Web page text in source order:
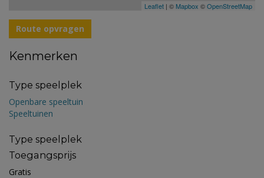
Leaflet | © Mapbox ©OpenStreetMap
Route opvragen
Kenmerken
Type speelplek
Openbare speeltuin
Speeltuinen
Type speelplek
Toegangsprijs
Gratis